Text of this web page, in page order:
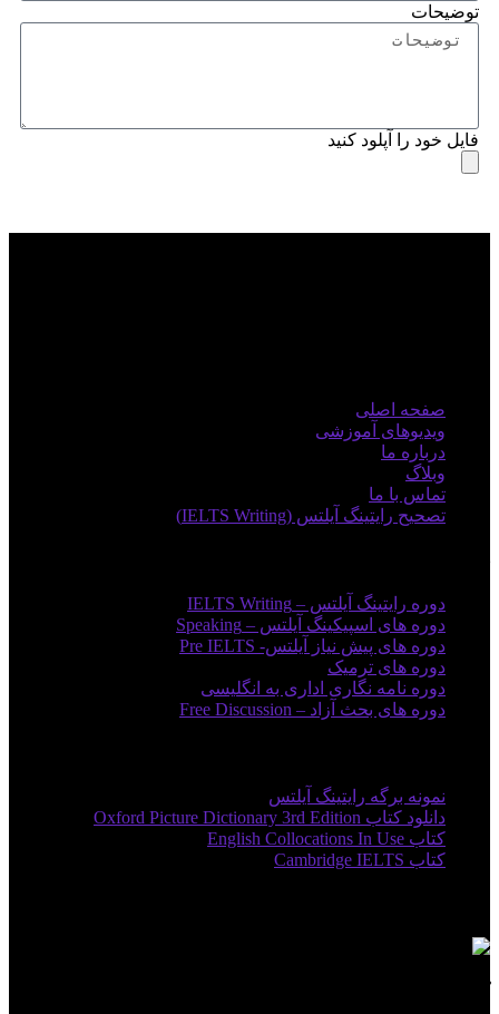
توضیحات
فایل خود را آپلود کنید
صفحه اصلی
ویدیوهای آموزشی
درباره ما
وبلاگ
تماس با ما
تصحیح رایتینگ آیلتس (IELTS Writing)
دوره رایتینگ آیلتس – IELTS Writing
دوره های اسپیکینگ آیلتس – Speaking
دوره های پیش نیاز آیلتس- Pre IELTS
دوره های ترمیک
دوره نامه نگاری اداری به انگلیسی
دوره های بحث آزاد – Free Discussion
نمونه برگه رایتینگ آیلتس
دانلود کتاب Oxford Picture Dictionary 3rd Edition
کتاب English Collocations In Use
کتاب Cambridge IELTS